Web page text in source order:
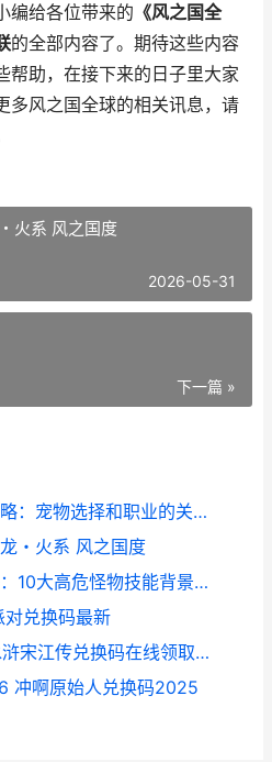
给各位带来的 《风之国全
的全部内容了。期待这些内容
帮助，在接下来的日子里大家
多风之国全球的相关讯息，请
火系 风之国度
2026-05-31
下一篇 »
《风之国世界》新人策略：宠物选择和职业的关联 游戏风之国
・火系 风之国度
《求生之城》怪物图鉴：10大高危怪物技能背景说明 求生之路里的怪物名字
兑换码最新
【2026年5月新鲜】水浒宋江传兑换码在线领取 2026年五月份日历
冲啊原始人兑换码2025